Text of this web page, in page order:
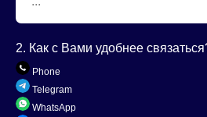
2. Как с Вами удобнее
Phone
Telegram
WhatsApp